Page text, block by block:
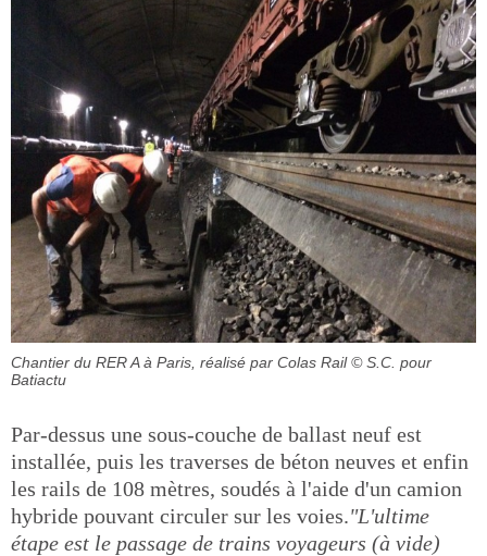
Chantier du RER A à Paris, réalisé par Colas Rail © S.C. pour
Batiactu
Par-dessus une sous-couche de ballast neuf est
installée, puis les traverses de béton neuves et enfin
les rails de 108 mètres, soudés à l'aide d'un camion
hybride pouvant circuler sur les voies."L'ultime
étape est le passage de trains voyageurs (à vide)